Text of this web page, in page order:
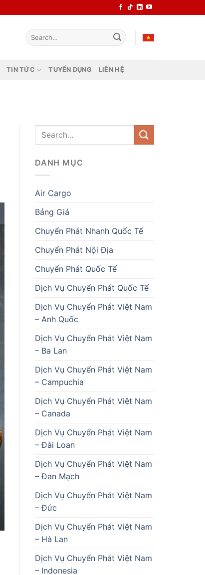
TIN TỨC TUYỂN DỤNG LIÊN HỆ
DANH MỤC
Air Cargo
Bảng Giá
Chuyển Phát Nhanh Quốc Tế
Chuyển Phát Nội Địa
Chuyển Phát Quốc Tế
Dịch Vụ Chuyển Phát Quốc Tế
Dịch Vụ Chuyển Phát Việt Nam
– Anh Quốc
Dịch Vụ Chuyển Phát Việt Nam
– Ba Lan
Dịch Vụ Chuyển Phát Việt Nam
– Campuchia
Dịch Vụ Chuyển Phát Việt Nam
– Canada
Dịch Vụ Chuyển Phát Việt Nam
– Đài Loan
Dịch Vụ Chuyển Phát Việt Nam
– Đan Mạch
Dịch Vụ Chuyển Phát Việt Nam
– Đức
Dịch Vụ Chuyển Phát Việt Nam
– Hà Lan
Dịch Vụ Chuyển Phát Việt Nam
– Indonesia